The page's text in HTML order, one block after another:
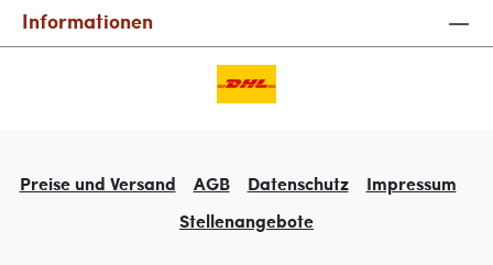
Informationen
Preise und Versand AGB Datenschutz
Impressum
Stellenangebote